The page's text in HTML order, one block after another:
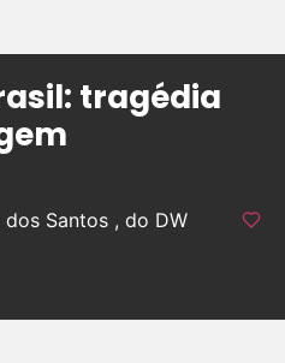
tragédia
dos Santos , do DW